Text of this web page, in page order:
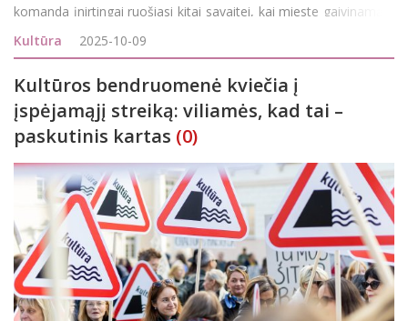
komanda įnirtingai ruošiasi kitai savaitei, kai mieste gaivinamąja
teatro doze džiugins tarptautinis teatrų festivalis „Theater
Cluster“. Penkt
Kultūra 2025-10-09
Kultūros bendruomenė kviečia į
įspėjamąjį streiką: viliamės, kad tai –
paskutinis kartas (0)